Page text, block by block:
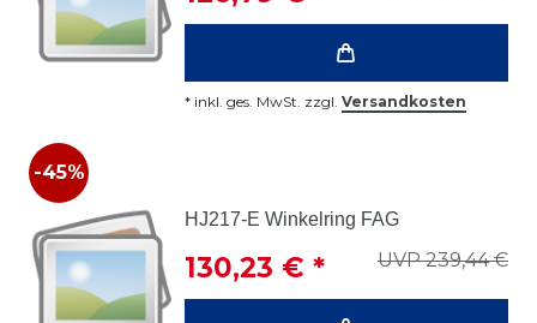
* inkl. ges. MwSt. zzgl. Versandkosten
-45%
HJ217-E Winkelring FAG
UVP 239,44 €
130,23 € *